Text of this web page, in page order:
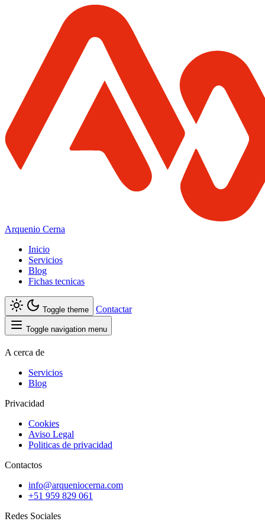
Arquenio Cerna
Inicio
Servicios
Blog
Fichas tecnicas
Toggle theme Contactar
Toggle navigation menu
A cerca de
Servicios
Blog
Privacidad
Cookies
Aviso Legal
Politicas de privacidad
Contactos
info@arqueniocerna.com
+51 959 829 061
Redes Sociales